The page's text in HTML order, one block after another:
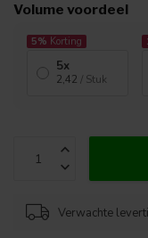
Volume voordeel
5% Korting
5x
2,42 / Stuk
Verwachte